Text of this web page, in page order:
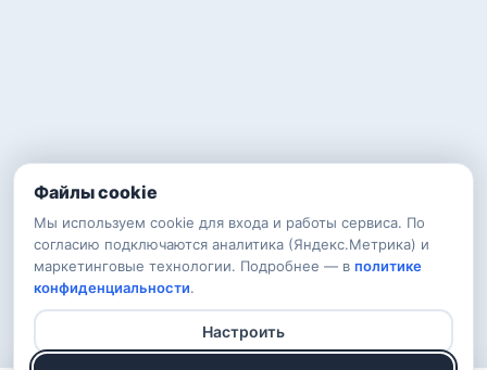
Файлы cookie
Мы используем cookie для входа и работы сервиса. По
согласию подключаются аналитика (Яндекс.Метрика) и
маркетинговые технологии. Подробнее — в политике
конфиденциальности.
Настроить